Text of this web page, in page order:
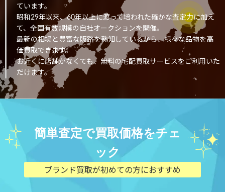
ています。
昭和29年以来、60年以上に渡って培われた確かな査定力に加え
て、全国有数規模の自社オークションを開催。
最新の相場と豊富な販路を熟知しているから、様々な品物を高
価買取できます。
お近くに店舗がなくても、無料の宅配買取サービスをご利用いた
だけます。
簡単査定で買取価格をチェ
ック
ブランド買取が初めての方におすすめ